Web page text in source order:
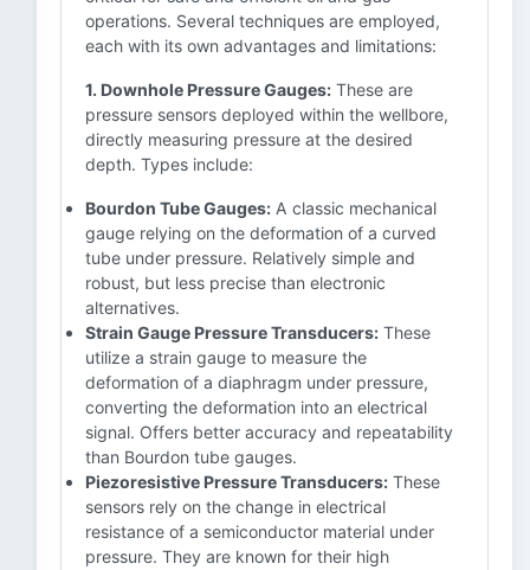
operations. Several techniques are employed,
each with its own advantages and limitations:
1. Downhole Pressure Gauges: These are
pressure sensors deployed within the wellbore,
directly measuring pressure at the desired
depth. Types include:
Bourdon Tube Gauges: A classic mechanical
gauge relying on the deformation of a curved
tube under pressure. Relatively simple and
robust, but less precise than electronic
alternatives.
Strain Gauge Pressure Transducers: These
utilize a strain gauge to measure the
deformation of a diaphragm under pressure,
converting the deformation into an electrical
signal. Offers better accuracy and repeatability
than Bourdon tube gauges.
Piezoresistive Pressure Transducers: These
sensors rely on the change in electrical
resistance of a semiconductor material under
pressure. They are known for their high